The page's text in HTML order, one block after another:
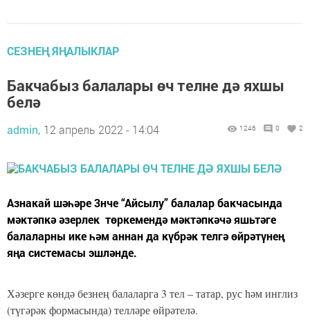
СЕЗНЕҢ ЯҢАЛЫКЛАР
Бакчабыз балалары өч телне дә яхшы
белә
admin, 12 апрель 2022 - 14:04 1246 0 2
Азнакай шәһәре 3нче “Айсылу” балалар бакчасында
мәктәпкә әзерлек төркемендә мәктәпкәчә яшьтәге
балаларны ике һәм аннан да күбрәк телгә өйрәтүнең
яңа системасы эшләнде.
Хәзерге көндә безнең балаларга 3 тел – татар, рус һәм инглиз
(түгәрәк формасында) телләре өйрәтелә.